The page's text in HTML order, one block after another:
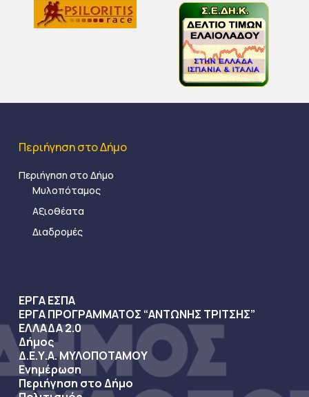
Περιήγηση στο Δήμο
Περιήγηση στο Δήμο
Μυλοπόταμος
Αξιοθέατα
Διαδρομές
ΕΡΓΑ ΕΣΠΑ
ΕΡΓΑ ΠΡΟΓΡΑΜΜΑΤΟΣ “ΑΝΤΩΝΗΣ ΤΡΙΤΣΗΣ”
ΕΛΛΑΔΑ 2.0
Δήμος
Δ.Ε.Υ.Α. ΜΥΛΟΠΟΤΑΜΟΥ
Ενημέρωση
Περιήγηση στο Δήμο